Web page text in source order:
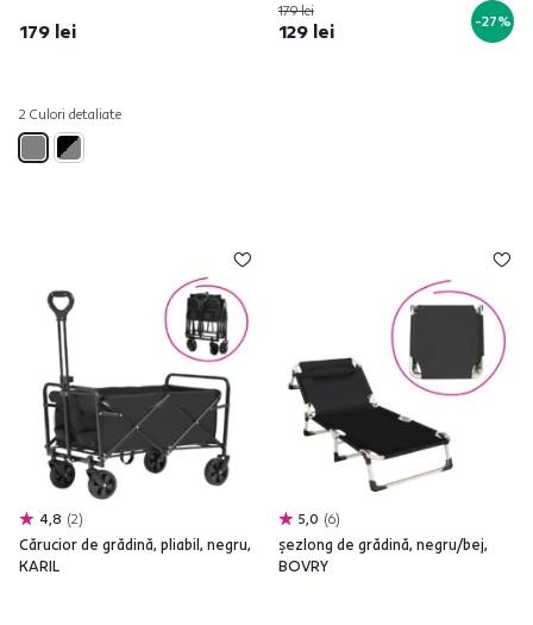
179 lei
2 Culori detaliate
179 lei
129 lei -27%
4,8 2
Cărucior de grădină, pliabil, negru,
KARIL
5,0 6
şezlong de grădină, negru/bej,
BOVRY